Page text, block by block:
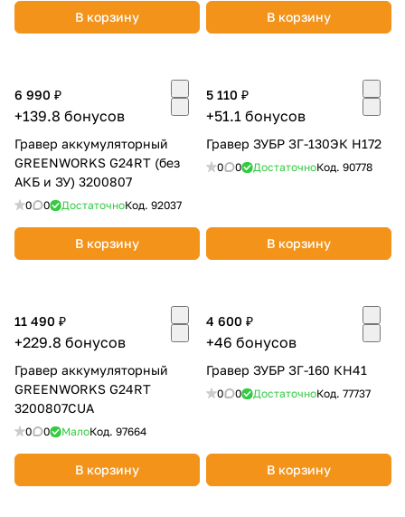
В корзину В корзину
6 990 ₽
+139.8 бонусов
Гравер аккумуляторный
GREENWORKS G24RT (без
АКБ и ЗУ) 3200807
0 0 ДостаточноКод. 92037
В корзину
5 110 ₽
+51.1 бонусов
Гравер ЗУБР ЗГ-130ЭК Н172
0 0 ДостаточноКод. 90778
В корзину
11 490 ₽
+229.8 бонусов
Гравер аккумуляторный
GREENWORKS G24RT
3200807CUA
0 0 МалоКод. 97664
В корзину
4 600 ₽
+46 бонусов
Гравер ЗУБР ЗГ-160 КН41
0 0 ДостаточноКод. 77737
В корзину
Подробнее
об оплате Плайтом
раз в 2
недели
Остались вопросы?
8 800 302-02-51
plait.ru